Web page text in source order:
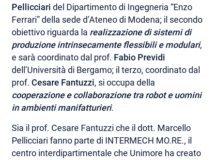
Pellicciari del Dipartimento di Ingegneria “Enzo
Ferrari” della sede d’Ateneo di Modena; il secondo
obiettivo riguarda la realizzazione di sistemi di
produzione intrinsecamente flessibili e modulari,
e sarà coordinato dal prof. Fabio Previdi
dell’Università di Bergamo; il terzo, coordinato dal
prof. Cesare Fantuzzi, si occupa della
cooperazione e collaborazione tra robot e uomini
in ambienti manifatturieri.
Sia il prof. Cesare Fantuzzi che il dott. Marcello
Pellicciari fanno parte di INTERMECH MO.RE., il
centro interdipartimentale che Unimore ha creato